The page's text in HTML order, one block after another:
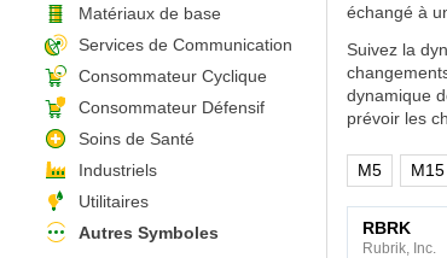
Matériaux de base
Services de Communication
Consommateur Cyclique
Consommateur Défensif
Soins de Santé
Industriels
Utilitaires
Autres Symboles
échangé à
Suivez la
dynamique
prévoir les
M5 M15
RBRK
Rubrik, Inc.